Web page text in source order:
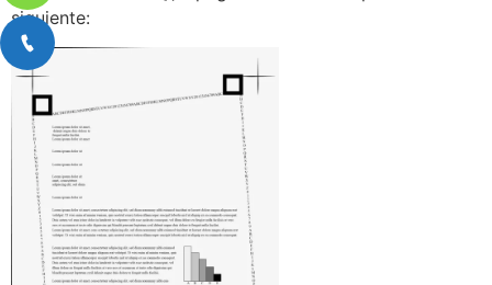
siguiente: